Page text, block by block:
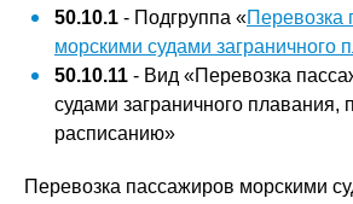
50.10.1 - Подгруппа «Перевозка
морскими судами заграничного
50.10.11 - Вид «Перевозка
судами заграничного
расписанию»
Перевозка пассажиров морскими